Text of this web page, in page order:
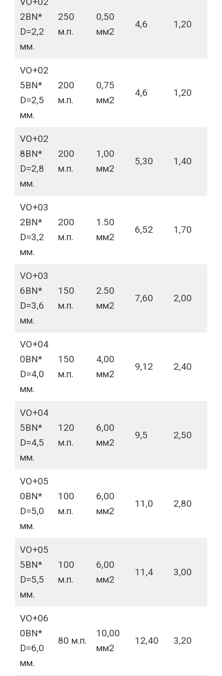
2BN*
D=2,2
мм.
250
м.п.
0,50
мм2
4,6 1,20
VO+02
5BN*
D=2,5
мм.
200
м.п.
0,75
мм2
4,6 1,20
VO+02
8BN*
D=2,8
мм.
200
м.п.
1,00
мм2
5,30 1,40
VO+03
2BN*
D=3,2
мм.
200
м.п.
1.50
мм2
6,52 1,70
VO+03
6BN*
D=3,6
мм.
150
м.п.
2.50
мм2
7,60 2,00
VO+04
0BN*
D=4,0
мм.
150
м.п.
4,00
мм2
9,12 2,40
VO+04
5BN*
D=4,5
мм.
120
м.п.
6,00
мм2
9,5 2,50
VO+05
0BN*
D=5,0
мм.
100
м.п.
6,00
мм2
11,0 2,80
VO+05
5BN*
D=5,5
мм.
100
м.п.
6,00
мм2
11,4 3,00
VO+06
0BN*
D=6,0
мм.
80 м.п.
10,00
мм2
12,40 3,20